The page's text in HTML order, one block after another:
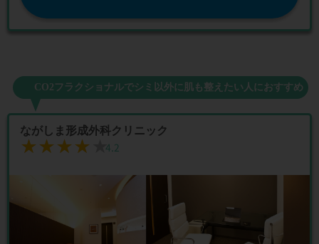
CO2フラクショナルでシミ以外に肌も整えたい人におすすめ
ながしま形成外科クリニック
★★★★★
★★★★★4.2